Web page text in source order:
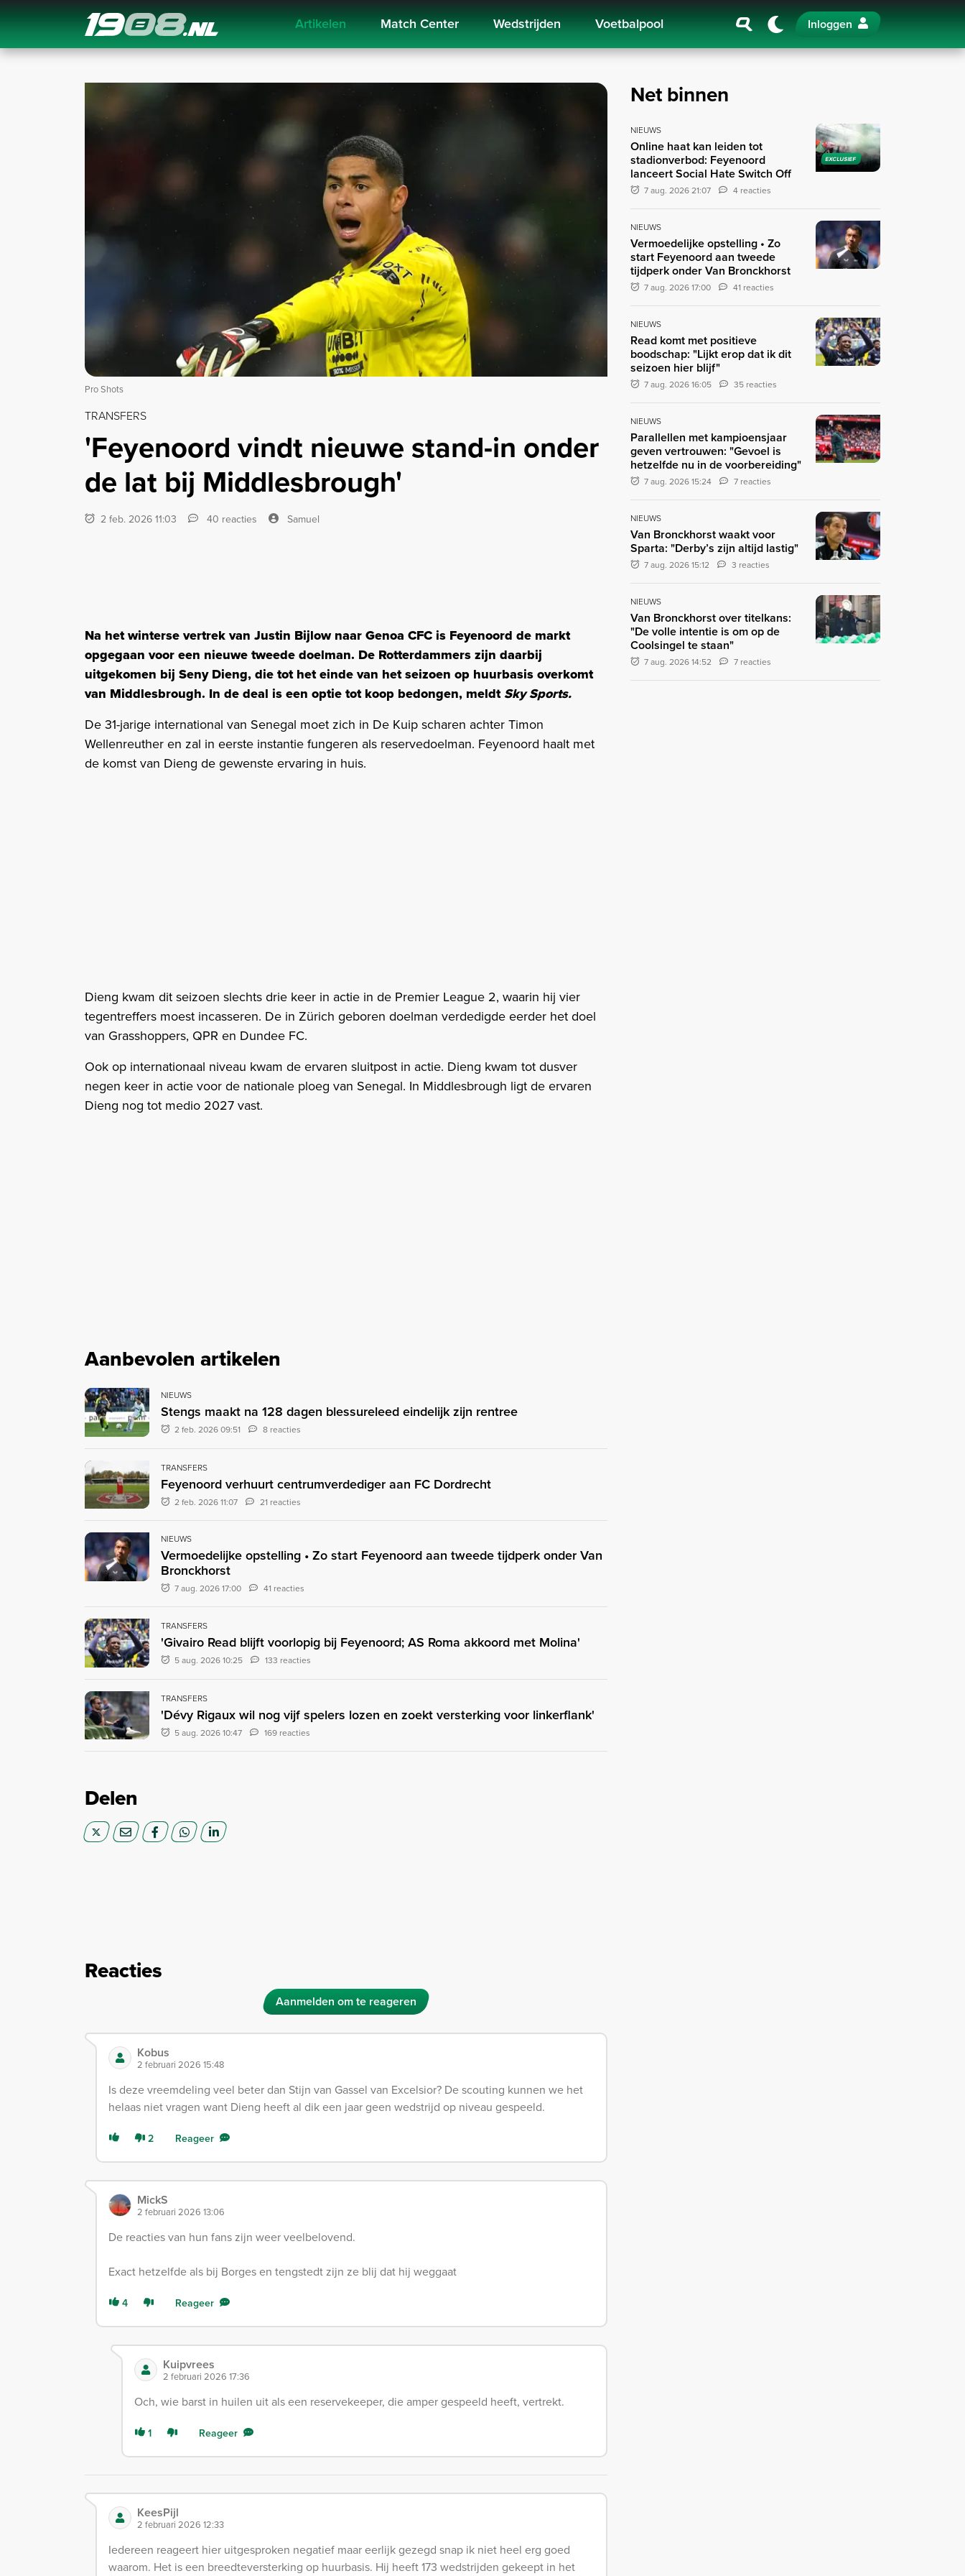
Navigation Artikelen Match Center Wedstrijden Voetbalpool Inloggen
Pro Shots
TRANSFERS
'Feyenoord vindt nieuwe stand-in onder
de lat bij Middlesbrough'
2 feb. 2026 11:03 40 reacties Samuel
Na het winterse vertrek van Justin Bijlow naar Genoa CFC is Feyenoord de markt
opgegaan voor een nieuwe tweede doelman. De Rotterdammers zijn daarbij
uitgekomen bij Seny Dieng, die tot het einde van het seizoen op huurbasis overkomt
van Middlesbrough. In de deal is een optie tot koop bedongen, meldtSky Sports.
De 31-jarige international van Senegal moet zich in De Kuip scharen achter Timon
Wellenreuther en zal in eerste instantie fungeren als reservedoelman. Feyenoord haalt met
de komst van Dieng de gewenste ervaring in huis.
Dieng kwam dit seizoen slechts drie keer in actie in de Premier League 2, waarin hij vier
tegentreffers moest incasseren. De in Zürich geboren doelman verdedigde eerder het doel
van Grasshoppers, QPR en Dundee FC.
Ook op internationaal niveau kwam de ervaren sluitpost in actie. Dieng kwam tot dusver
negen keer in actie voor de nationale ploeg van Senegal. In Middlesbrough ligt de ervaren
Dieng nog tot medio 2027 vast.
Aanbevolen artikelen
NIEUWS
Stengs maakt na 128 dagen blessureleed eindelijk zijn rentree
2 feb. 2026 09:51 8 reacties
TRANSFERS
Feyenoord verhuurt centrumverdediger aan FC Dordrecht
2 feb. 2026 11:07 21 reacties
NIEUWS
Vermoedelijke opstelling • Zo start Feyenoord aan tweede tijdperk onder Van
Bronckhorst
7 aug. 2026 17:00 41 reacties
TRANSFERS
'Givairo Read blijft voorlopig bij Feyenoord; AS Roma akkoord met Molina'
5 aug. 2026 10:25 133 reacties
TRANSFERS
'Dévy Rigaux wil nog vijf spelers lozen en zoekt versterking voor linkerflank'
5 aug. 2026 10:47 169 reacties
Delen
Reacties
Aanmelden om te reageren
Kobus
2 februari 2026 15:48
Is deze vreemdeling veel beter dan Stijn van Gassel van Excelsior? De scouting kunnen we het
helaas niet vragen want Dieng heeft al dik een jaar geen wedstrijd op niveau gespeeld.
2 Reageer
MickS
2 februari 2026 13:06
De reacties van hun fans zijn weer veelbelovend.
Exact hetzelfde als bij Borges en tengstedt zijn ze blij dat hij weggaat
4 Reageer
Kuipvrees
2 februari 2026 17:36
Och, wie barst in huilen uit als een reservekeeper, die amper gespeeld heeft, vertrekt.
1 Reageer
KeesPijl
2 februari 2026 12:33
Iedereen reageert hier uitgesproken negatief maar eerlijk gezegd snap ik niet heel erg goed
waarom. Het is een breedteversterking op huurbasis. Hij heeft 173 wedstrijden gekeept in het
Net binnen
EXCLUSIEF
NIEUWS
Online haat kan leiden tot
stadionverbod: Feyenoord
lanceert Social Hate Switch Off
7 aug. 2026 21:07 4 reacties
NIEUWS
Vermoedelijke opstelling • Zo
start Feyenoord aan tweede
tijdperk onder Van Bronckhorst
7 aug. 2026 17:00 41 reacties
NIEUWS
Read komt met positieve
boodschap: "Lijkt erop dat ik dit
seizoen hier blijf"
7 aug. 2026 16:05 35 reacties
NIEUWS
Parallellen met kampioensjaar
geven vertrouwen: "Gevoel is
hetzelfde nu in de voorbereiding"
7 aug. 2026 15:24 7 reacties
NIEUWS
Van Bronckhorst waakt voor
Sparta: "Derby’s zijn altijd lastig"
7 aug. 2026 15:12 3 reacties
NIEUWS
Van Bronckhorst over titelkans:
"De volle intentie is om op de
Coolsingel te staan"
7 aug. 2026 14:52 7 reacties